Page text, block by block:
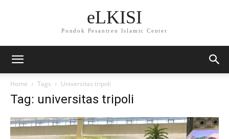
eLKISI
Pondok Pesantren Islamic Center
Home Tags Universitas tripoli
Tag: universitas tripoli